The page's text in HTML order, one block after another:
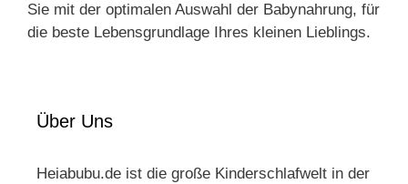
Sie mit der optimalen Auswahl der Babynahrung, für
die beste Lebensgrundlage Ihres kleinen Lieblings.
Über Uns
Heiabubu.de ist die große Kinderschlafwelt in der